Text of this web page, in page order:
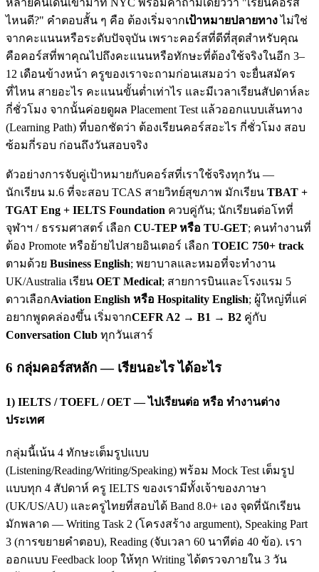
หลายคนเดินเข้ามาที่ NYC พร้อมคำถามเดียวว่า "เรียนคอร์ส
ไหนดี?" คำตอบสั้น ๆ คือ ต้องเริ่มจากเป้าหมายปลายทางไม่ใช่
จากคะแนนหรือระดับปัจจุบัน เพราะคอร์สที่ดีที่สุดสำหรับคุณ
คือคอร์สที่พาคุณไปถึงคะแนนหรือทักษะที่ต้องใช้จริงในอีก 3–
12 เดือนข้างหน้า ครูของเราจะถามก่อนเสมอว่า จะยื่นสมัคร
ที่ไหน สายอะไร คะแนนขั้นต่ำเท่าไร และมีเวลาเรียนสัปดาห์ละ
กี่ชั่วโมง จากนั้นค่อยดูผล Placement Test แล้วออกแบบเส้นทาง
(Learning Path) ที่บอกชัดว่า ต้องเรียนคอร์สอะไร กี่ชั่วโมง สอบ
ซ้อมกี่รอบ ก่อนถึงวันสอบจริง
ตัวอย่างการจับคู่เป้าหมายกับคอร์สที่เราใช้จริงทุกวัน —
นักเรียน ม.6 ที่จะสอบ TCAS สายวิทย์สุขภาพ มักเรียน TBAT +
TGAT Eng + IELTS Foundation ควบคู่กัน; นักเรียนต่อโทที่
จุฬาฯ / ธรรมศาสตร์ เลือก CU-TEP หรือ TU-GET; คนทำงานที่
ต้อง Promote หรือย้ายไปสายอินเตอร์ เลือก TOEIC 750+ track
ตามด้วย Business English; พยาบาลและหมอที่จะทำงาน
UK/Australia เรียน OET Medical; สายการบินและโรงแรม 5
ดาวเลือกAviation English หรือ Hospitality English; ผู้ใหญ่ที่แค่
อยากพูดคล่องขึ้น เริ่มจากCEFR A2 → B1 → B2 คู่กับ
Conversation Club ทุกวันเสาร์
6 กลุ่มคอร์สหลัก — เรียนอะไร ได้อะไร
1) IELTS / TOEFL / OET — ไปเรียนต่อ หรือ ทำงานต่าง
ประเทศ
กลุ่มนี้เน้น 4 ทักษะเต็มรูปแบบ
(Listening/Reading/Writing/Speaking) พร้อม Mock Test เต็มรูป
แบบทุก 4 สัปดาห์ ครู IELTS ของเรามีทั้งเจ้าของภาษา
(UK/US/AU) และครูไทยที่สอบได้ Band 8.0+ เอง จุดที่นักเรียน
มักพลาด — Writing Task 2 (โครงสร้าง argument), Speaking Part
3 (การขยายคำตอบ), Reading (จับเวลา 60 นาทีต่อ 40 ข้อ). เรา
ออกแบบ Feedback loop ให้ทุก Writing ได้ตรวจภายใน 3 วัน